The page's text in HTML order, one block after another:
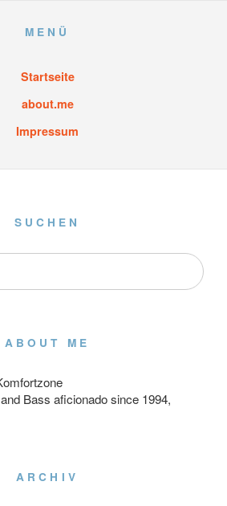
MENÜ
Startseite
about.me
Impressum
SUCHEN
ABOUT ME
Bass aficionado since 1994,
ARCHIV